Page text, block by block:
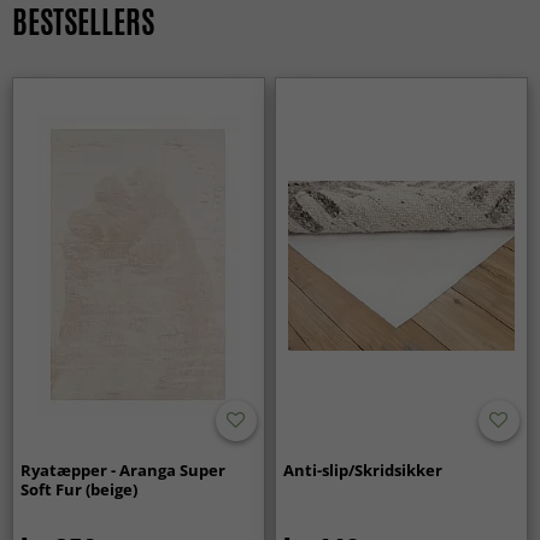
Ja, et rundt tæppe er perfekt til at skabe et naturligt
midtpunkt — for eksempel under et sofabord eller i en
BESTSELLERS
Ryatæpper - Aranga Super
Soft Fur (beige)
Anti-slip/Skridsikker